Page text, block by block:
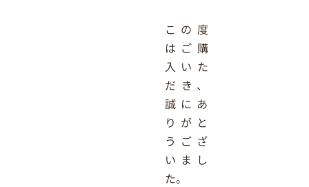
この度
はご購
入いた
だき、
誠にあ
りがと
うござ
いまし
た。